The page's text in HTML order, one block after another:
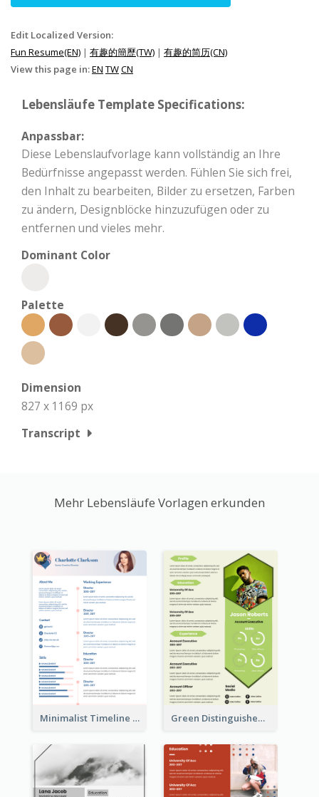
Edit Localized Version:
Fun Resume(EN) | 有趣的簡歷(TW) | 有趣的简历(CN)
View this page in:EN TWCN
Lebensläufe Template Specifications:
Anpassbar:
Diese Lebenslaufvorlage kann vollständig an Ihre
Bedürfnisse angepasst werden. Fühlen Sie sich frei,
den Inhalt zu bearbeiten, Bilder zu ersetzen, Farben
zu ändern, Designblöcke hinzuzufügen oder zu
entfernen und vieles mehr.
Dominant Color
Palette
Dimension
827 x 1169 px
Transcript
Mehr Lebensläufe Vorlagen erkunden
Minimalist Timeline Medical Student Resume Green Distinguished Resume